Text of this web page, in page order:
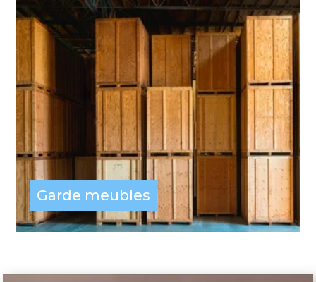
Garde meubles